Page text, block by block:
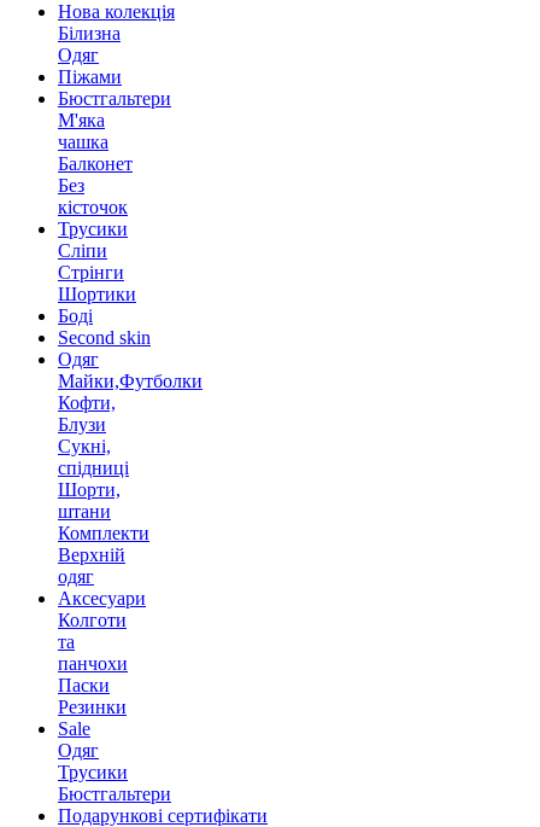
Нова колекція
Білизна
Одяг
Піжами
Бюстгальтери
М'яка
чашка
Балконет
Без
кісточок
Трусики
Сліпи
Стрінги
Шортики
Боді
Second skin
Одяг
Майки,Футболки
Кофти,
Блузи
Сукні,
спідниці
Шорти,
штани
Комплекти
Верхній
одяг
Аксесуари
Колготи
та
панчохи
Паски
Резинки
Sale
Одяг
Трусики
Бюстгальтери
Подарункові сертифікати